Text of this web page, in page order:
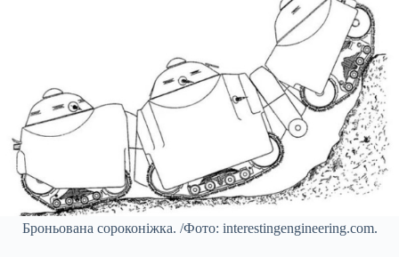
Броньована сороконіжка. /Фото: interestingengineering.com.